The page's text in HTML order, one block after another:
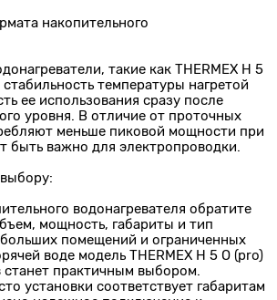
накопительного
такие как THERMEX H 5
стабильность температуры нагретой
ее использования сразу после
уровня. В отличие от проточных
меньше пиковой мощности при
быть важно для электропроводки.
водонагревателя обратите
мощность, габариты и тип
помещений и ограниченных
воде модель THERMEX H 5 O (pro)
практичным выбором.
установки соответствует габаритам